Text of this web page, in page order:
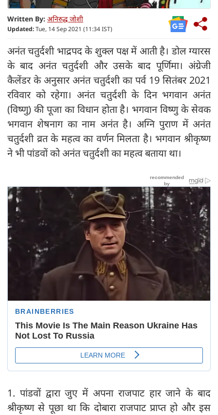
Written By: अनिरुद्ध जोशी
Updated:Tue, 14 Sep 2021 (11:34 IST)
अनंत चतुर्दशी भाद्रपद के शुक्ल पक्ष में आती है। डोल ग्यारस
के बाद अनंत चतुर्दशी और उसके बाद पूर्णिमा। अंग्रेजी
कैलेंडर के अनुसार अनंत चतुर्दशी का पर्व 19 सितंबर 2021
रविवार को रहेगा। अनंत चतुर्दशी के दिन भगवान अनंत
(विष्णु) की पूजा का विधान होता है। भगवान विष्णु के सेवक
भगवान शेषनाग का नाम अनंत है। अग्नि पुराण में अनंत
चतुर्दशी व्रत के महत्व का वर्णन मिलता है। भगवान श्रीकृष्ण
ने भी पांडवों को अनंत चतुर्दशी का महत्व बताया था।
1. पांडवों द्वारा जुए में अपना राजपाट हार जाने के बाद
श्रीकृष्ण से पूछा था कि दोबारा राजपाट प्राप्त हो और इस